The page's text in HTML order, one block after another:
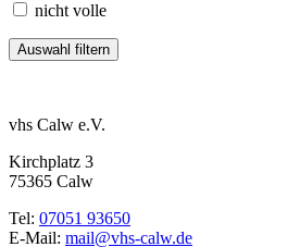
nicht volle
vhs Calw e.V.
Kirchplatz 3
75365 Calw
Tel: 07051 93650
E-Mail: mail@vhs-calw.de